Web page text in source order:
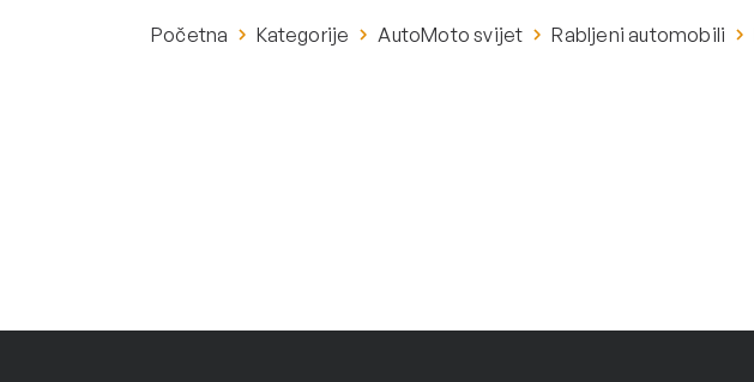
Početna Kategorije AutoMoto svijet Rabljeni automobili